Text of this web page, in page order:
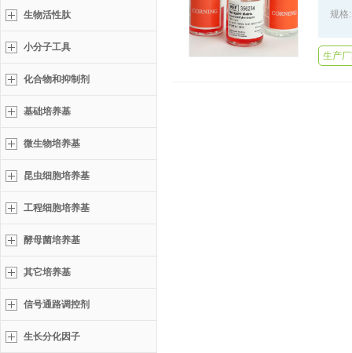
生物活性肽
小分子工具
化合物和抑制剂
基础培养基
微生物培养基
昆虫细胞培养基
工程细胞培养基
酵母菌培养基
其它培养基
信号通路调控剂
生长分化因子
规格:
生产